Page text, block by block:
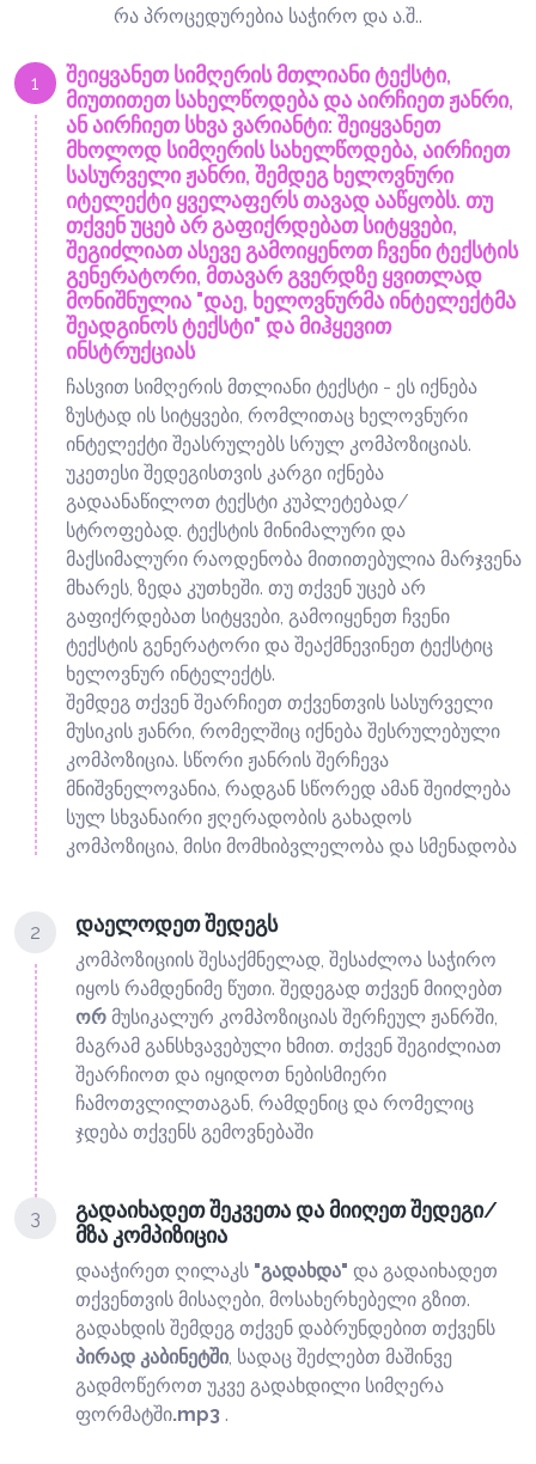
რა პროცედურებია საჭირო და ა.შ..
1
შეიყვანეთ სიმღერის მთლიანი ტექსტი,
მიუთითეთ სახელწოდება და აირჩიეთ ჟანრი,
ან აირჩიეთ სხვა ვარიანტი: შეიყვანეთ
მხოლოდ სიმღერის სახელწოდება, აირჩიეთ
სასურველი ჟანრი, შემდეგ ხელოვნური
იტელექტი ყველაფერს თავად ააწყობს. თუ
თქვენ უცებ არ გაფიქრდებათ სიტყვები,
შეგიძლიათ ასევე გამოიყენოთ ჩვენი ტექსტის
გენერატორი, მთავარ გვერდზე ყვითლად
მონიშნულია "დაე, ხელოვნურმა ინტელექტმა
შეადგინოს ტექსტი" და მიჰყევით
ინსტრუქციას
ჩასვით სიმღერის მთლიანი ტექსტი - ეს იქნება
ზუსტად ის სიტყვები, რომლითაც ხელოვნური
ინტელექტი შეასრულებს სრულ კომპოზიციას.
უკეთესი შედეგისთვის კარგი იქნება
გადაანაწილოთ ტექსტი კუპლეტებად/
სტროფებად. ტექსტის მინიმალური და
მაქსიმალური რაოდენობა მითითებულია მარჯვენა
მხარეს, ზედა კუთხეში. თუ თქვენ უცებ არ
გაფიქრდებათ სიტყვები, გამოიყენეთ ჩვენი
ტექსტის გენერატორი და შეაქმნევინეთ ტექსტიც
ხელოვნურ ინტელექტს.
შემდეგ თქვენ შეარჩიეთ თქვენთვის სასურველი
მუსიკის ჟანრი, რომელშიც იქნება შესრულებული
კომპოზიცია. სწორი ჟანრის შერჩევა
მნიშვნელოვანია, რადგან სწორედ ამან შეიძლება
სულ სხვანაირი ჟღერადობის გახადოს
კომპოზიცია, მისი მომხიბვლელობა და სმენადობა
2 დაელოდეთ შედეგს
კომპოზიციის შესაქმნელად, შესაძლოა საჭირო
იყოს რამდენიმე წუთი. შედეგად თქვენ მიიღებთ
ორ მუსიკალურ კომპოზიციას შერჩეულ ჟანრში,
მაგრამ განსხვავებული ხმით. თქვენ შეგიძლიათ
შეარჩიოთ და იყიდოთ ნებისმიერი
ჩამოთვლილთაგან, რამდენიც და რომელიც
ჯდება თქვენს გემოვნებაში
3
გადაიხადეთ შეკვეთა და მიიღეთ შედეგი/
მზა კომპიზიცია
დააჭირეთ ღილაკს "გადახდა" და გადაიხადეთ
თქვენთვის მისაღები, მოსახერხებელი გზით.
გადახდის შემდეგ თქვენ დაბრუნდებით თქვენს
პირად კაბინეტში, სადაც შეძლებთ მაშინვე
გადმოწეროთ უკვე გადახდილი სიმღერა
ფორმატში.mp3 .